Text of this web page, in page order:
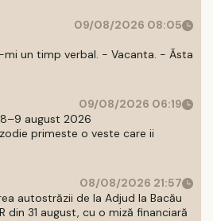
09/08/2026 08:05
mi un timp verbal. - Vacanta. - Ăsta
09/08/2026 06:19
august 2026
primeste o veste care ii
08/08/2026 21:57
autostrăzii de la Adjud la Bacău
din 31 august, cu o miză financiară